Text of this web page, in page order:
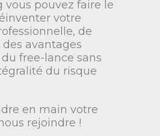
vous pouvez faire le
votre
de
avantages
free-lance sans
du risque
en main votre
rejoindre !